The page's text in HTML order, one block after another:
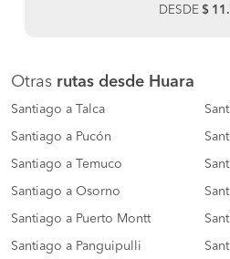
DESDE $
Otras rutas desde Huara
Santiago a Talca
Santiago a Pucón
Santiago a Temuco
Santiago a Osorno
Santiago a Puerto Montt
Santiago a Panguipulli